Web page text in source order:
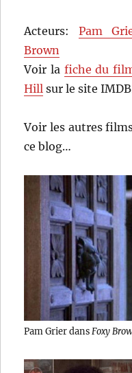
Acteurs: Pam
Brown
Voir la fiche du
Hill sur le site
Voir les autres
ce blog…
Pam Grier dansFoxy